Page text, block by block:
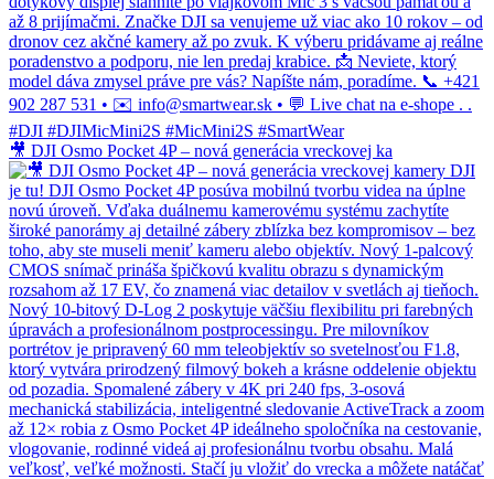
🎥 DJI Osmo Pocket 4P – nová generácia vreckovej ka